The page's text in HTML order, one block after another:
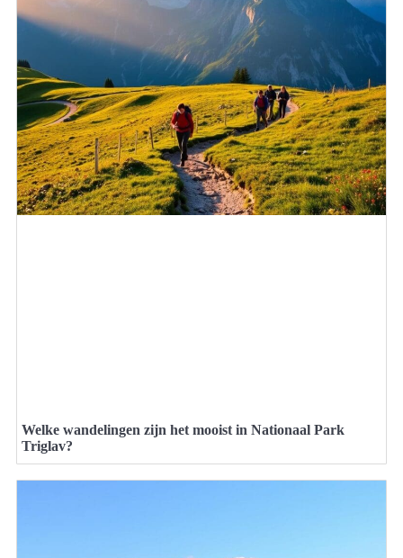
Welke wandelingen zijn het mooist in Nationaal Park
Triglav?